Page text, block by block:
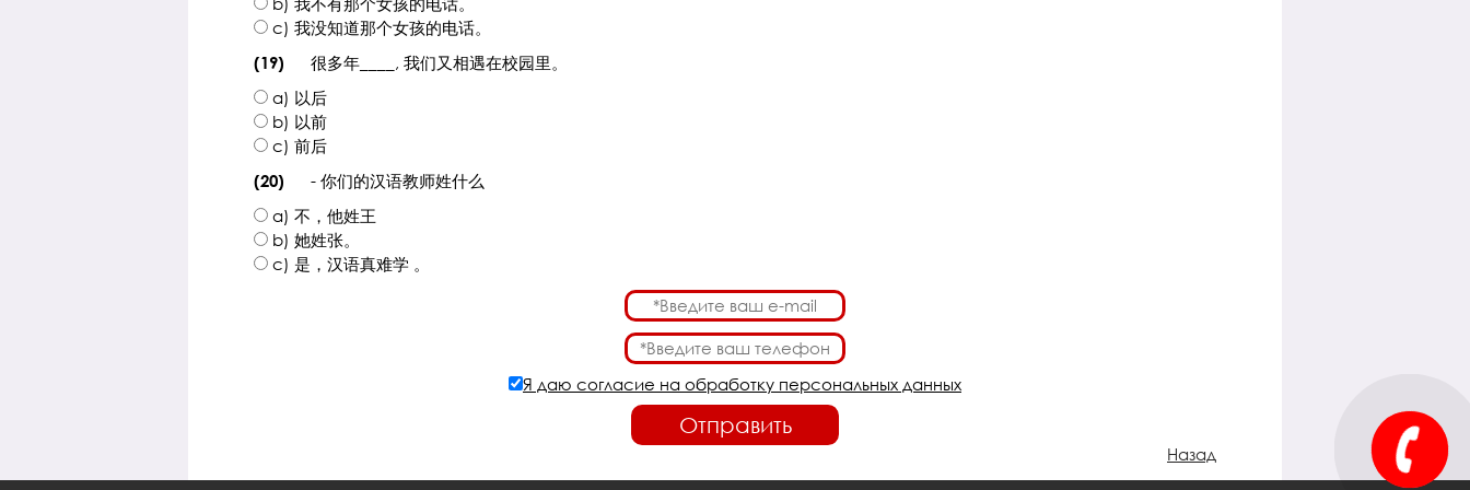
c) 我没知道那个女孩的电话。
(19)
很多年____, 我们又相遇在校园里。
a) 以后
b) 以前
c) 前后
(20)
- 你们的汉语教师姓什么
a) 不，他姓王
b) 她姓张。
c) 是，汉语真难学 。
Я даю согласие на обработку персональных данных
Назад